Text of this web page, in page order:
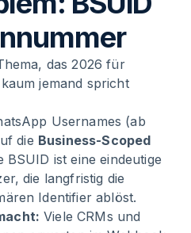
das 2026 für
jemand spricht
Usernames (ab
die Business-Scoped
BSUID ist eine eindeutige
die langfristig die
Identifier ablöst.
Viele CRMs und